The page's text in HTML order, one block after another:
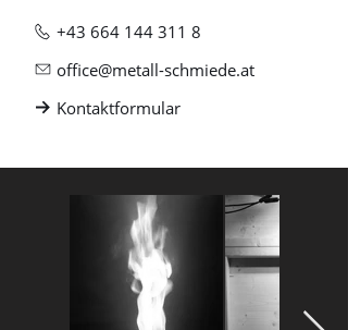
+43 664 144 311 8
office@metall-schmiede.at
Kontaktformular